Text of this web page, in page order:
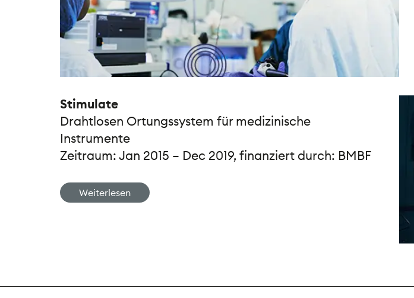
Stimulate
Drahtlosen Ortungssystem für medizinische
Instrumente
Zeitraum: Jan 2015 – Dec 2019, finanziert durch: BMBF
Weiterlesen